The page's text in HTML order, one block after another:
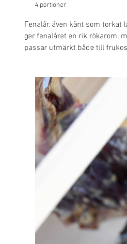
4 portioner
Fenalår, även känt som torkat
ger fenalåret en rik rökarom,
passar utmärkt både till